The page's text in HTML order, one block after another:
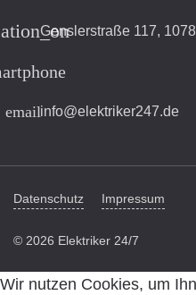
Genslerstraße 117,
emailinfo@elektriker247.de
Datenschutz Impressum
© 2026 Elektriker 24/7
Wir nutzen Cookies, um